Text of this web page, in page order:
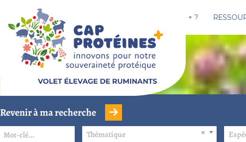
CAP PROTÉINES + ?
Revenir à ma recherche
Thématique